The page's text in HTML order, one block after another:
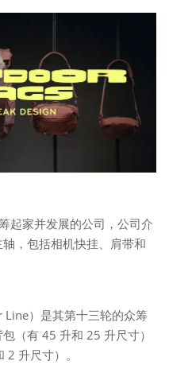
起家并发展的公司，公司介
，包括相机快挂、肩带和
）是其第十三轮的众筹
（有 45 升和 25 升尺寸）
升尺寸）。